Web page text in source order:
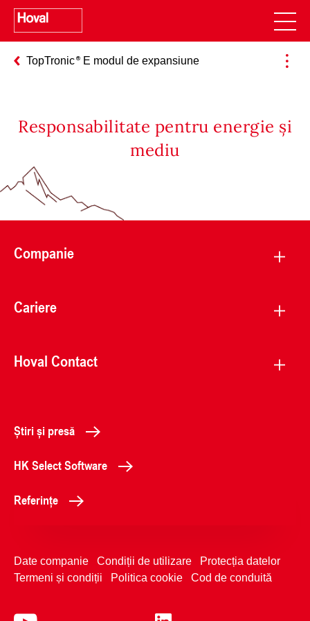
TopTronic E modul de expansiune
Responsabilitate pentru energie și
mediu
Companie
Cariere
Hoval Contact
Știri și presă
HK Select Software
Referințe
Date companie Condiții de utilizare
Protecția datelor
Termeni și condiții
Politica cookie Cod de conduită